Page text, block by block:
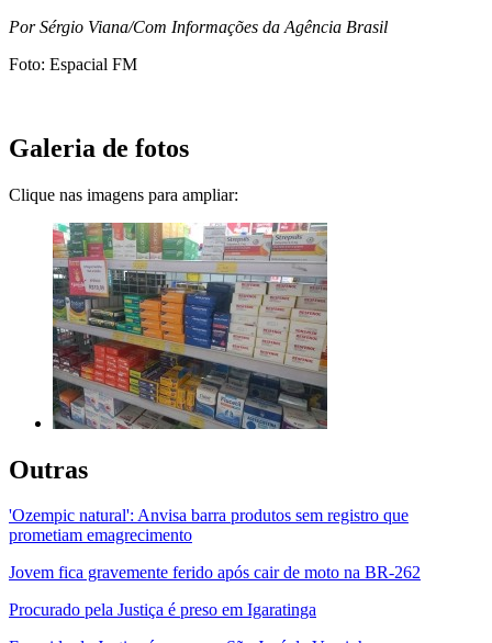
Por Sérgio Viana/Com Informações da Agência Brasil
Foto: Espacial FM
Galeria de fotos
Clique nas imagens para ampliar:
Outras
'Ozempic natural': Anvisa barra produtos sem registro que
prometiam emagrecimento
Jovem fica gravemente ferido após cair de moto na BR-262
Procurado pela Justiça é preso em Igaratinga